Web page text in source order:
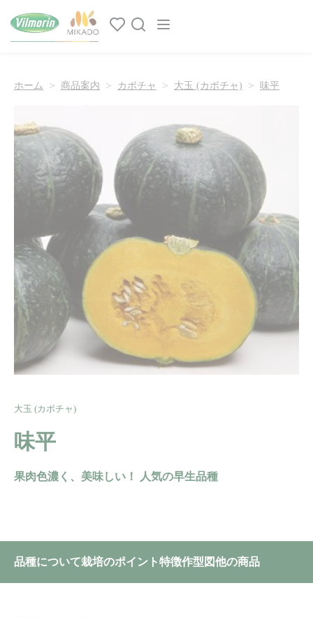
Main navigation
ホーム 商品案内 カボチャ 大玉 (カボチャ) 味平
大玉 (カボチャ)
味平
果肉色濃く、美味しい！ 人気の早生品種
品種について栽培のポイント特徴作型図他の商品
クッキー利用の管理について